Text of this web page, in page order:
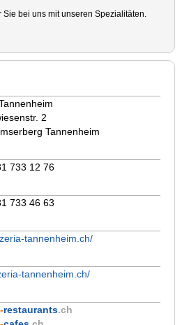
bei uns mit unseren Spezialitäten.
2
Tannenheim
733 12 76
733 46 63
tannenheim.ch/
tannenheim.ch/
restaurants.ch